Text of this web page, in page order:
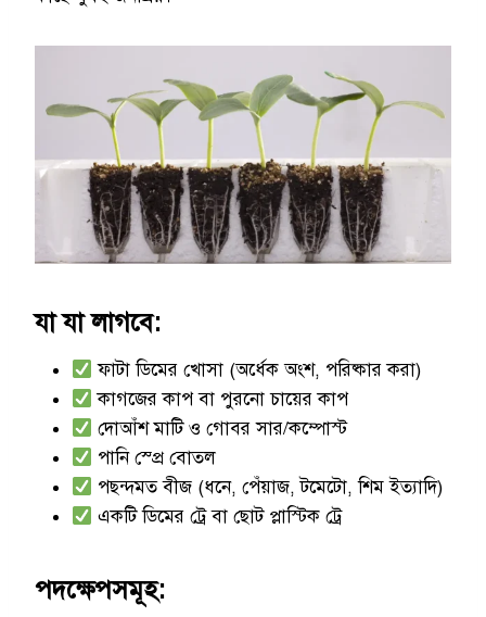
যা যা লাগবে:
ফাটা ডিমের খোসা (অর্ধেক অংশ, পরিষ্কার করা)
কাগজের কাপ বা পুরনো চায়ের কাপ
দোআঁশ মাটি ও গোবর সার/কম্পোস্ট
পানি স্প্রে বোতল
পছন্দমত বীজ (ধনে, পেঁয়াজ, টমেটো, শিম ইত্যাদি)
একটি ডিমের ট্রে বা ছোট প্লাস্টিক ট্রে
পদক্ষেপসমূহ: